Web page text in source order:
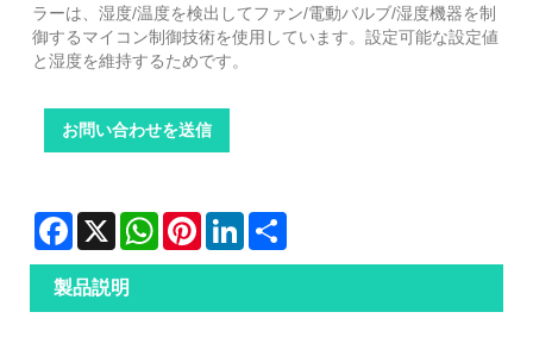
ラーは、湿度/温度を検出してファン/電動バルブ/湿度機器を制
御するマイコン制御技術を使用しています。設定可能な設定値
と湿度を維持するためです。
お問い合わせを送信
Facebook
X WhatsAppPinterestLinkedIn
製品説明